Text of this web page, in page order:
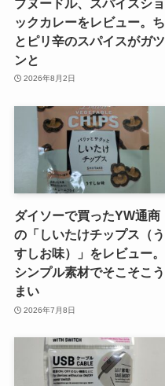
プヌードル、スパイスショ
ックカレーをレビュー。ち
とピリ辛のスパイスがガツ
ンと
2026年8月2日
ダイソーで買ったYW通商
の「しいたけチップス（う
すしお味）」をレビュー。
シンプル素材でそこそこう
まい
2026年7月8日